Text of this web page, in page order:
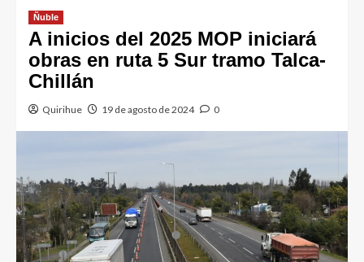
Ñuble
A inicios del 2025 MOP iniciará
obras en ruta 5 Sur tramo Talca-
Chillán
Quirihue 19 de agosto de 2024 0